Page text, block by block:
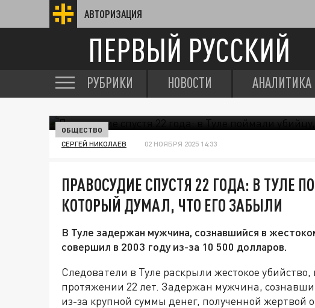
АВТОРИЗАЦИЯ
ПЕРВЫЙ РУССКИЙ
РУБРИКИ НОВОСТИ АНАЛИТИКА
ОБЩЕСТВО
СЕРГЕЙ НИКОЛАЕВ 02 НОЯБРЯ 2025 14:33
ПРАВОСУДИЕ СПУСТЯ 22 ГОДА: В ТУЛЕ
КОТОРЫЙ ДУМАЛ, ЧТО ЕГО ЗАБЫЛИ
В Туле задержан мужчина, сознавшийся в
совершил в 2003 году из-за 10 500 долларов.
Следователи в Туле раскрыли жестокое
протяжении 22 лет. Задержан мужчина,
из-за крупной суммы денег, полученной